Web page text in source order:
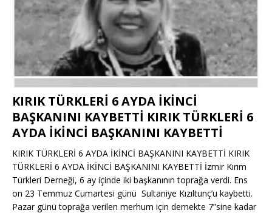
KIRIK TÜRKLERİ 6 AYDA İKİNCİ
BAŞKANINI KAYBETTİ KIRIK TÜRKLERİ 6
AYDA İKİNCİ BAŞKANINI KAYBETTİ
KIRIK TÜRKLERİ 6 AYDA İKİNCİ BAŞKANINI KAYBETTİ KIRIK
TÜRKLERİ 6 AYDA İKİNCİ BAŞKANINI KAYBETTİ İzmir Kırım
Türkleri Derneği, 6 ay içinde iki başkanının toprağa verdi. Ens
on 23 Temmuz Cumartesi günü Sultaniye Kızıltunç’u kaybetti.
Pazar günü toprağa verilen merhum için dernekte 7”sine kadar